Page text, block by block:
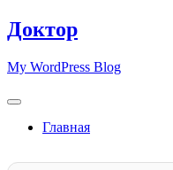
Skip
to
Доктор
My WordPress Blog
Главная